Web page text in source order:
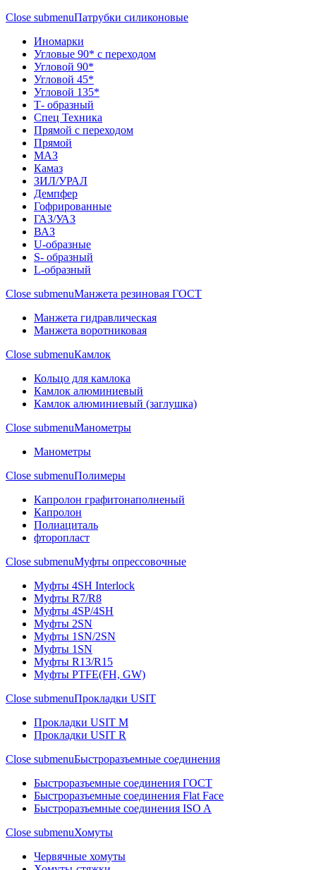
Close submenuПатрубки силиконовые
Иномарки
Угловые 90* с переходом
Угловой 90*
Угловой 45*
Угловой 135*
Т- образный
Спец Техника
Прямой с переходом
Прямой
МАЗ
Камаз
ЗИЛ/УРАЛ
Демпфер
Гофрированные
ГАЗ/УАЗ
ВАЗ
U-образные
S- образный
L-образный
Close submenuМанжета резиновая ГОСТ
Манжета гидравлическая
Манжета воротниковая
Close submenuКамлок
Кольцо для камлока
Камлок алюминиевый
Камлок алюминиевый (заглушка)
Close submenuМанометры
Манометры
Close submenuПолимеры
Капролон графитонаполненый
Капролон
Полиациталь
фторопласт
Close submenuМуфты опрессовочные
Муфты 4SH Interlock
Муфты R7/R8
Муфты 4SP/4SH
Муфты 2SN
Муфты 1SN/2SN
Муфты 1SN
Муфты R13/R15
Муфты PTFE(FH, GW)
Close submenuПрокладки USIT
Прокладки USIT M
Прокладки USIT R
Close submenuБыстроразъемные соединения
Быстроразъемные соединения ГОСТ
Быстроразъемные соединения Flat Face
Быстроразъемные соединения ISO A
Close submenuХомуты
Червячные хомуты